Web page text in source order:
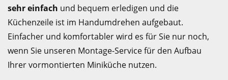
sehr einfach und bequem erledigen und die
Küchenzeile ist im Handumdrehen aufgebaut.
Einfacher und komfortabler wird es für Sie nur noch,
wenn Sie unseren Montage-Service für den Aufbau
Ihrer vormontierten Miniküche nutzen.